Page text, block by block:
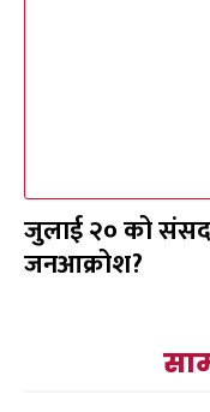
जुलाई २० को संसद
जनआक्रोश?